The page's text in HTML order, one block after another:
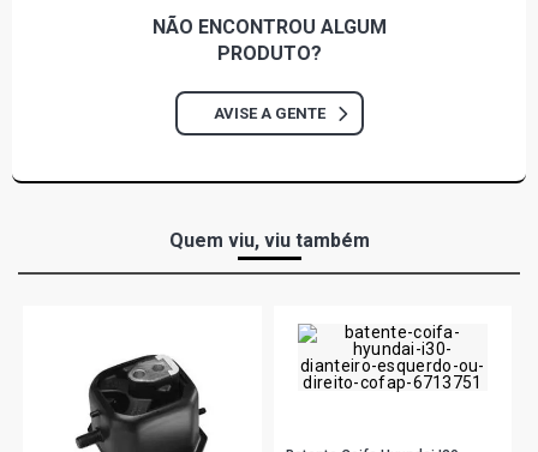
NÃO ENCONTROU ALGUM
PRODUTO?
AVISE A GENTE
Quem viu, viu também